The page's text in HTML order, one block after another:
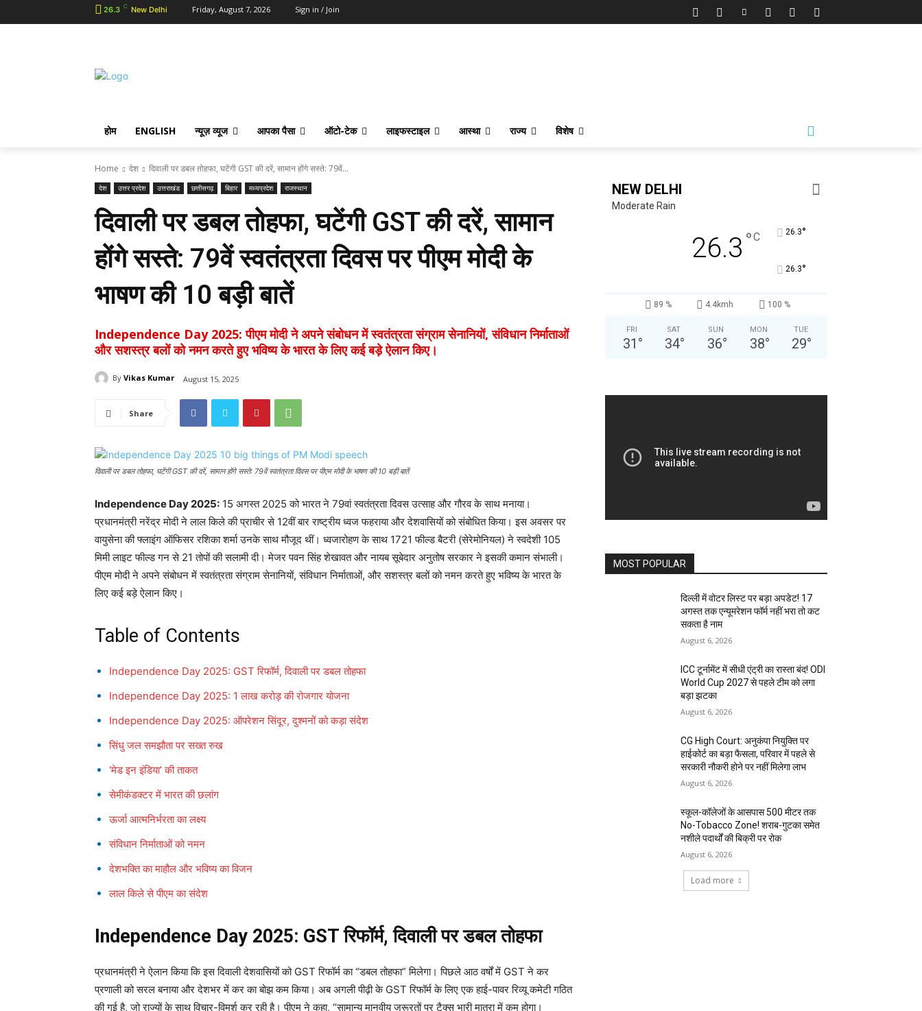
26.3 C New Delhi Friday, August 7, 2026 Sign in / Join
होम ENGLISH न्यूज़ व्यूज आपका पैसा ऑटो-टेक लाइफस्टाइल आस्था राज्य विशेष
Home देश दिवाली पर डबल तोहफा, घटेंगी GST की दरें, सामान होंगे सस्ते: 79वें...
देश उत्तर प्रदेश उत्तराखंड छत्तीसगढ़ बिहार मध्यप्रदेश राजस्थान
दिवाली पर डबल तोहफा, घटेंगी GST की दरें, सामान
होंगे सस्ते: 79वें स्वतंत्रता दिवस पर पीएम मोदी के
भाषण की 10 बड़ी बातें
Independence Day 2025: पीएम मोदी ने अपने संबोधन में स्वतंत्रता संग्राम सेनानियों, संविधान निर्माताओं
और सशस्त्र बलों को नमन करते हुए भविष्य के भारत के लिए कई बड़े ऐलान किए।
By Vikas Kumar August 15, 2025
Share
दिवाली पर डबल तोहफा, घटेंगी GST की दरें, सामान होंगे सस्ते: 79वें स्वतंत्रता दिवस पर पीएम मोदी के भाषण की 10 बड़ी बातें
Independence Day 2025: 15 अगस्त 2025 को भारत ने 79वां स्वतंत्रता दिवस उत्साह और गौरव के साथ मनाया।
प्रधानमंत्री नरेंद्र मोदी ने लाल किले की प्राचीर से 12वीं बार राष्ट्रीय ध्वज फहराया और देशवासियों को संबोधित किया। इस अवसर पर
वायुसेना की फ्लाइंग ऑफिसर रशिका शर्मा उनके साथ मौजूद थीं। ध्वजारोहण के साथ 1721 फील्ड बैटरी (सेरेमोनियल) ने स्वदेशी 105
मिमी लाइट फील्ड गन से 21 तोपों की सलामी दी। मेजर पवन सिंह शेखावत और नायब सूबेदार अनुतोष सरकार ने इसकी कमान संभाली।
पीएम मोदी ने अपने संबोधन में स्वतंत्रता संग्राम सेनानियों, संविधान निर्माताओं, और सशस्त्र बलों को नमन करते हुए भविष्य के भारत के
लिए कई बड़े ऐलान किए।
Table of Contents
Independence Day 2025: GST रिफॉर्म, दिवाली पर डबल तोहफा
Independence Day 2025: 1 लाख करोड़ की रोजगार योजना
Independence Day 2025: ऑपरेशन सिंदूर, दुश्मनों को कड़ा संदेश
सिंधु जल समझौता पर सख्त रुख
‘मेड इन इंडिया’ की ताकत
सेमीकंडक्टर में भारत की छलांग
ऊर्जा आत्मनिर्भरता का लक्ष्य
संविधान निर्माताओं को नमन
देशभक्ति का माहौल और भविष्य का विजन
लाल किले से पीएम का संदेश
Independence Day 2025: GST रिफॉर्म, दिवाली पर डबल तोहफा
प्रधानमंत्री ने ऐलान किया कि इस दिवाली देशवासियों को GST रिफॉर्म का “डबल तोहफा” मिलेगा। पिछले आठ वर्षों में GST ने कर
प्रणाली को सरल बनाया और देशभर में कर का बोझ कम किया। अब अगली पीढ़ी के GST रिफॉर्म के लिए एक हाई-पावर रिव्यू कमेटी गठित
की गई है, जो राज्यों के साथ विचार-विमर्श कर रही है। पीएम ने कहा, “सामान्य मानवीय जरूरतों पर टैक्स भारी मात्रा में कम होगा।
NEW DELHI
Moderate Rain
26.3 °C 26.3°
26.3°
89 % 4.4kmh 100 %
FRI
31 °
SAT
34°
SUN
36°
MON
38°
TUE
29°
MOST POPULAR
दिल्ली में वोटर लिस्ट पर बड़ा अपडेट! 17
अगस्त तक एन्यूमरेशन फॉर्म नहीं भरा तो कट
सकता है नाम
August 6, 2026
ICC टूर्नामेंट में सीधी एंट्री का रास्ता बंद! ODI
World Cup 2027 से पहले टीम को लगा
बड़ा झटका
August 6, 2026
CG High Court: अनुकंपा नियुक्ति पर
हाईकोर्ट का बड़ा फैसला, परिवार में पहले से
सरकारी नौकरी होने पर नहीं मिलेगा लाभ
August 6, 2026
स्कूल-कॉलेजों के आसपास 500 मीटर तक
No-Tobacco Zone! शराब-गुटका समेत
नशीले पदार्थों की बिक्री पर रोक
August 6, 2026
Load more